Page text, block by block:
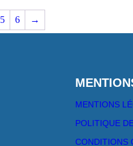
5 6 →
MENTIONS
POLITIQUE
CONDITIONS